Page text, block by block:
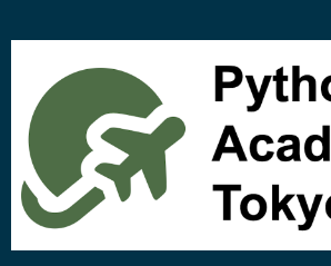
ン
ン
ツ
へ
キ
ッ
プ